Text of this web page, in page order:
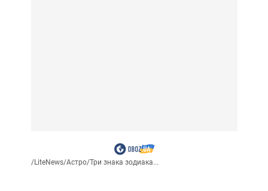
/LiteNews/Астро/Три знака зодиака...